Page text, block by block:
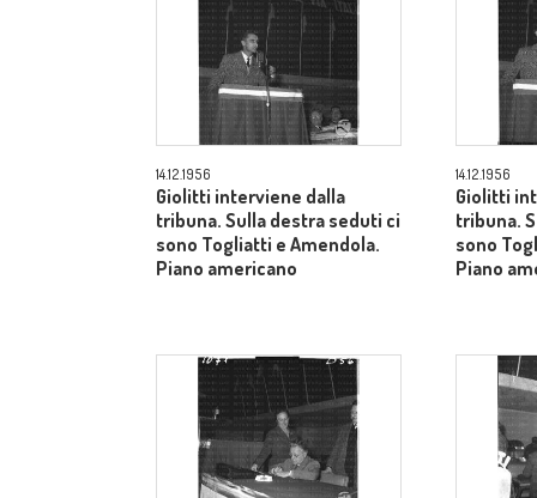
14.12.1956
Giolitti interviene dalla
tribuna. Sulla destra seduti ci
sono Togliatti e Amendola.
Piano americano
14.12.1956
Giolitti
tribuna.
sono
Piano